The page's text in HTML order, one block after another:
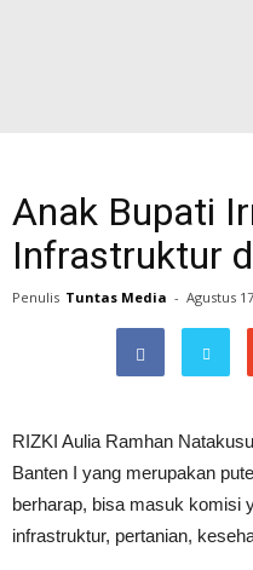
Anak Bupati
Infrastruktur
Penulis Tuntas Media - Agustus
RIZKI Aulia Ramhan
Banten I yang merupakan
berharap, bisa masuk komisi
infrastruktur, pertanian,